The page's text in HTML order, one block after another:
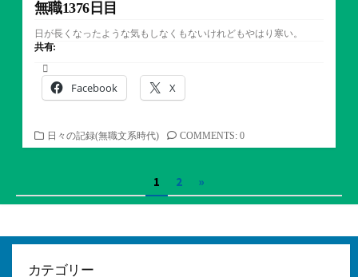
無職1376日目
日が長くなったような気もしなくもないけれどもやはり寒い。
共有:
Facebook X
カ
テ
ー
日々の記録(無職文系時代) COMMENTS: 0
稿
の
ペ
1 2 »
カテゴリー